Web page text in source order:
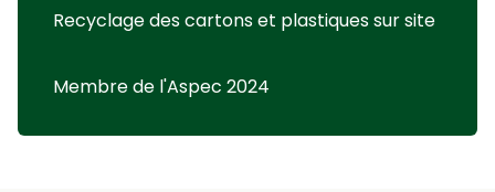
Recyclage des cartons et plastiques sur site
Membre de l'Aspec 2024